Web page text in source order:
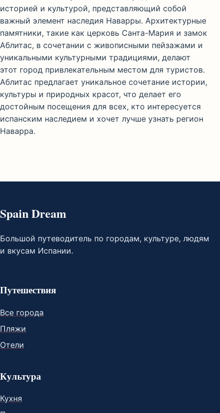
историей и культурой, представляющий собой
важный элемент наследия Наварры. Архитектурные
памятники, такие как церковь Санта-Мария и замок
Аблитас, в сочетании с живописными пейзажами и
уникальными культурными традициями, делают
этот город привлекательным местом для туристов.
Аблитас предлагает уникальное сочетание истории,
культуры и природных красот, что делает его
достойным посещения для всех, кто интересуется
испанским наследием и хочет лучше узнать регион
Наварра.
Spain Dream
Большой путеводитель по городам, культуре, людям
и вкусам Испании.
Путешествия
Все города
Пляжи
Отели
Культура
Кухня